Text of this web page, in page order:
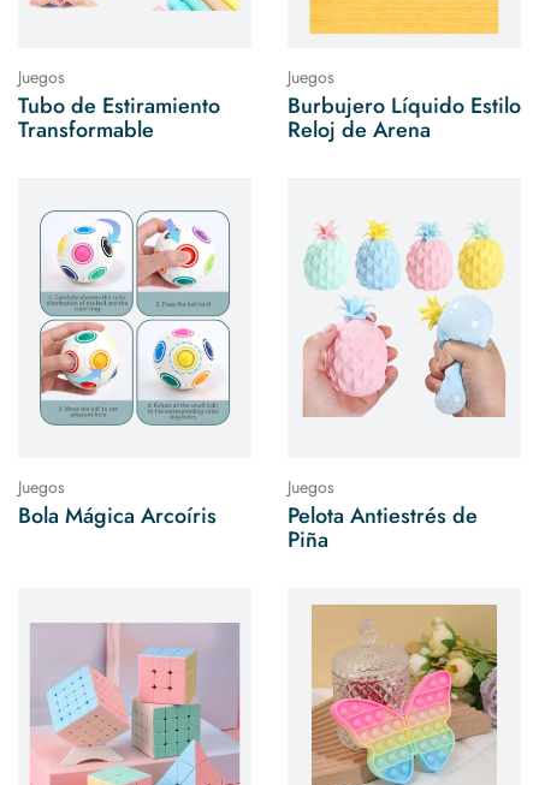
Juegos
Tubo de Estiramiento
Transformable
Juegos
Burbujero Líquido Estilo
Reloj de Arena
Juegos
Bola Mágica Arcoíris
Juegos
Pelota Antiestrés de
Piña